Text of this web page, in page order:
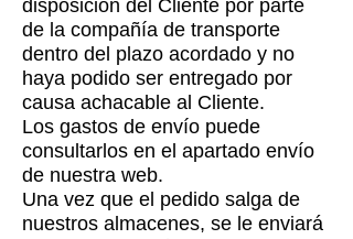
disposición del Cliente por parte
de la compañía de transporte
dentro del plazo acordado y no
haya podido ser entregado por
causa achacable al Cliente.
Los gastos de envío puede
consultarlos en el apartado envío
de nuestra web.
Una vez que el pedido salga de
nuestros almacenes, se le enviará